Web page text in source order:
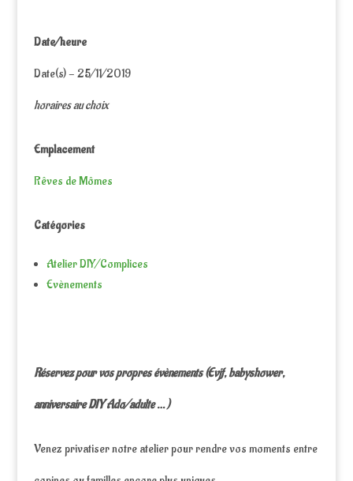
Date/heure
Date(s) - 25/11/2019
horaires au choix
Emplacement
Rêves de Mômes
Catégories
Atelier DIY/Complices
Evènements
Réservez pour vos propres évènements (Evjf, babyshower,
anniversaire DIY Ado/adulte … )
Venez privatiser notre atelier pour rendre vos moments entre